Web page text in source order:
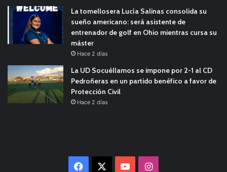
La tomellosera Lucía Salinas consolida su
sueño americano: será asistente de
entrenador de golf en Ohio mientras cursa su
máster
Hace 2 días
La UD Socuéllamos se impone por 2-1 al CD
Pedroñeras en un partido benéfico a favor de
Protección Civil
Hace 2 días
Facebook YouTubeInstagram